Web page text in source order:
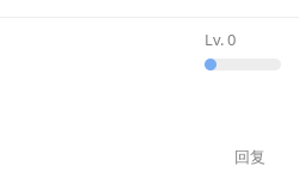
Lv.0
回复